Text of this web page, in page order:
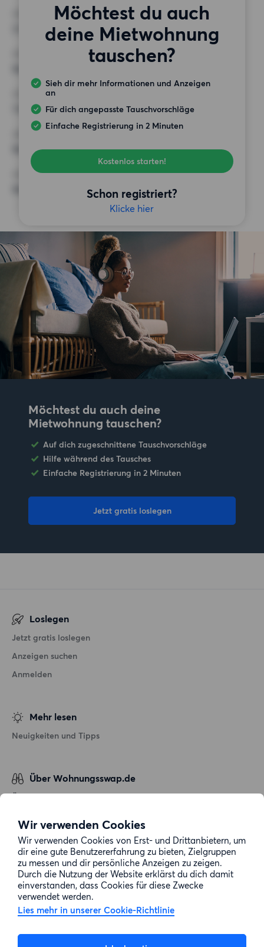
Wir verwenden Cookies
Wir verwenden Cookies von Erst- und Drittanbietern, um
dir eine gute Benutzererfahrung zu bieten, Zielgruppen
zu messen und dir persönliche Anzeigen zu zeigen.
Durch die Nutzung der Website erklärst du dich damit
einverstanden, dass Cookies für diese Zwecke
verwendet werden.
Lies mehr in unserer Cookie-Richtlinie
Möchtest du auch
deine Mietwohnung
tauschen?
Sieh dir mehr Informationen und Anzeigen
an
Für dich angepasste Tauschvorschläge
Einfache Registrierung in 2 Minuten
Kostenlos starten!
Schon registriert?
Klicke hier
2 Zimmer
MINDESTANZAHL AN QUADRATMETERN
HÖCHSTMIETE (KALTMIETE)
1 000 EUR
Keine besonderen Anforderungen
SONSTIGE PRÄFERENZEN
Keine bestimmten Präferenzen
Möchtest du auch deine
Mietwohnung tauschen?
Auf dich zugeschnittene Tauschvorschläge
Hilfe während des Tausches
Einfache Registrierung in 2 Minuten
Jetzt gratis loslegen
Loslegen
Jetzt gratis loslegen
Anzeigen suchen
Anmelden
Mehr lesen
Neuigkeiten und Tipps
Über Wohnungsswap.de
Über uns
Datenschutz
Cookie-Richtlinie
Sitemap